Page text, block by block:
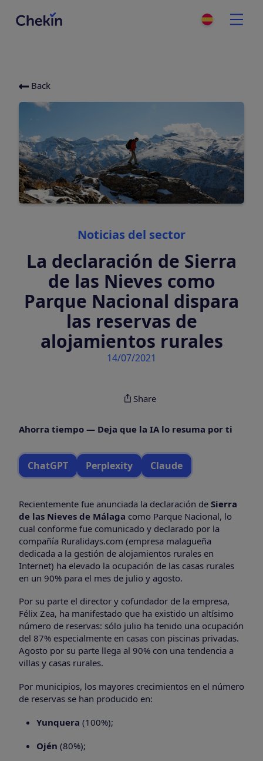
Back
Noticias del sector
La declaración de Sierra
de las Nieves como
Parque Nacional dispara
las reservas de
alojamientos rurales
14/07/2021
Share
Ahorra tiempo — Deja que la IA lo resuma por ti
ChatGPT Perplexity Claude
Recientemente fue anunciada la declaración de Sierra
de las Nieves de Málaga como Parque Nacional, lo
cual conforme fue comunicado y declarado por la
compañía Ruralidays.com (empresa malagueña
dedicada a la gestión de alojamientos rurales en
Internet) ha elevado la ocupación de las casas rurales
en un 90% para el mes de julio y agosto.
Por su parte el director y cofundador de la empresa,
Félix Zea, ha manifestado que ha existido un altísimo
número de reservas: sólo julio ha tenido una ocupación
del 87% especialmente en casas con piscinas privadas.
Agosto por su parte llega al 90% con una tendencia a
villas y casas rurales.
Por municipios, los mayores crecimientos en el número
de reservas se han producido en:
Yunquera (100%);
Ojén (80%);